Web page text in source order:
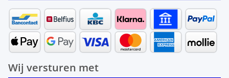
Wij versturen met